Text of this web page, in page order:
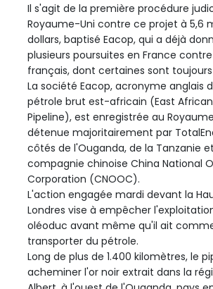
Il s'agit de la première procédure
Royaume-Uni contre ce projet à 5,6
dollars, baptisé Eacop, qui a déjà
plusieurs poursuites en France
français, dont certaines sont
La société Eacop, acronyme anglais
pétrole brut est-africain (East
Pipeline), est enregistrée au
détenue majoritairement par
côtés de l'Ouganda, de la Tanzanie
compagnie chinoise China National
Corporation (CNOOC).
L'action engagée mardi devant la
Londres vise à empêcher
oléoduc avant même qu'il ait
transporter du pétrole.
Long de plus de 1.400 kilomètres, le
acheminer l'or noir extrait dans la